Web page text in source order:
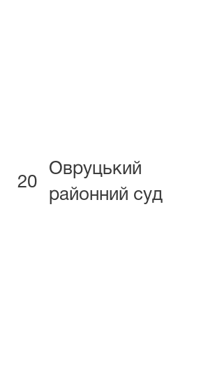
20
Овруцький
районний суд